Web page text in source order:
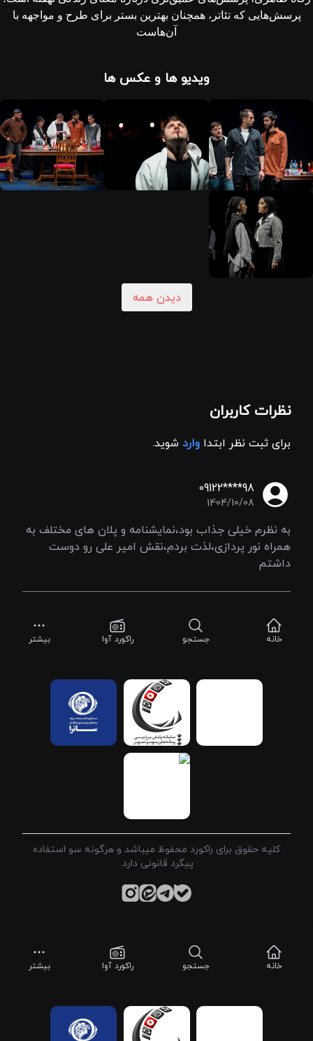
پرسش‌هایی که تئاتر، همچنان بهترین بستر برای طرح و مواجهه با
آن‌هاست
ویدیو ها و عکس ها
دیدن همه
نظرات کاربران
برای ثبت نظر ابتدا وارد شوید.
09122****98
1404/10/08
به نظرم خیلی جذاب بود،نمایشنامه و پلان های مختلف به
همراه نور پردازی،لذت بردم،نقش امیر علی رو دوست
داشتم
خانه جستجو راکورد آوا بیشتر
کلیه حقوق برای راکورد محفوظ میباشد و هرگونه سو استفاده
پیگرد قانونی دارد.
خانه جستجو راکورد آوا بیشتر